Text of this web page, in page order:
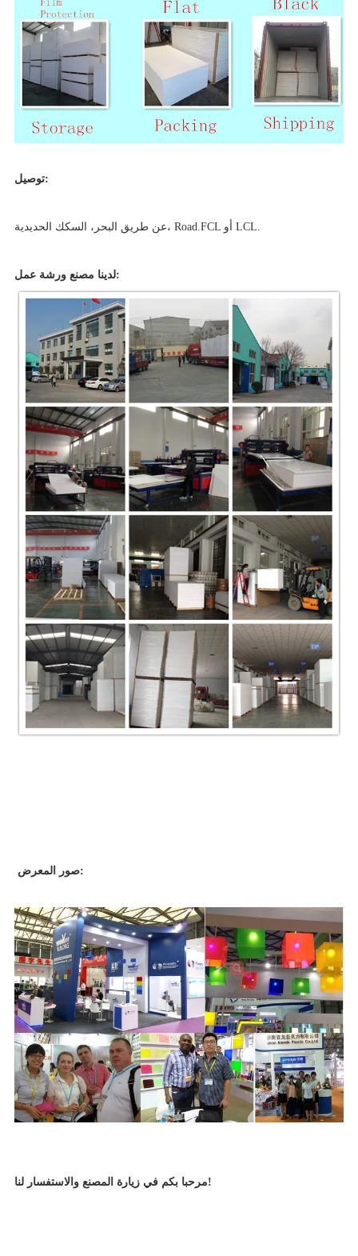
توصيل:
عن طريق البحر، السكك الحديدية، Road.FCL أو LCL.
لدينا مصنع ورشة عمل:
صور المعرض:
مرحبا بكم في زيارة المصنع والاستفسار لنا!